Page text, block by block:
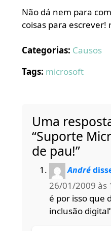
Não dá nem para
coisas para escrever!
Categorias: Causos
Tags: microsoft
Uma
“Suporte
de pau!”
André
26/01/2009 às
é por isso que
inclusão